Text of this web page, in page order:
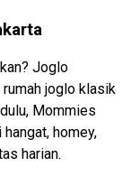
Joglo
rumah joglo klasik
Mommies
homey,
harian.